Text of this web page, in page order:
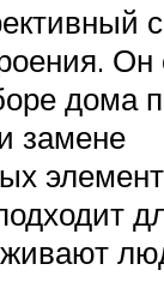
Он
дома
замене